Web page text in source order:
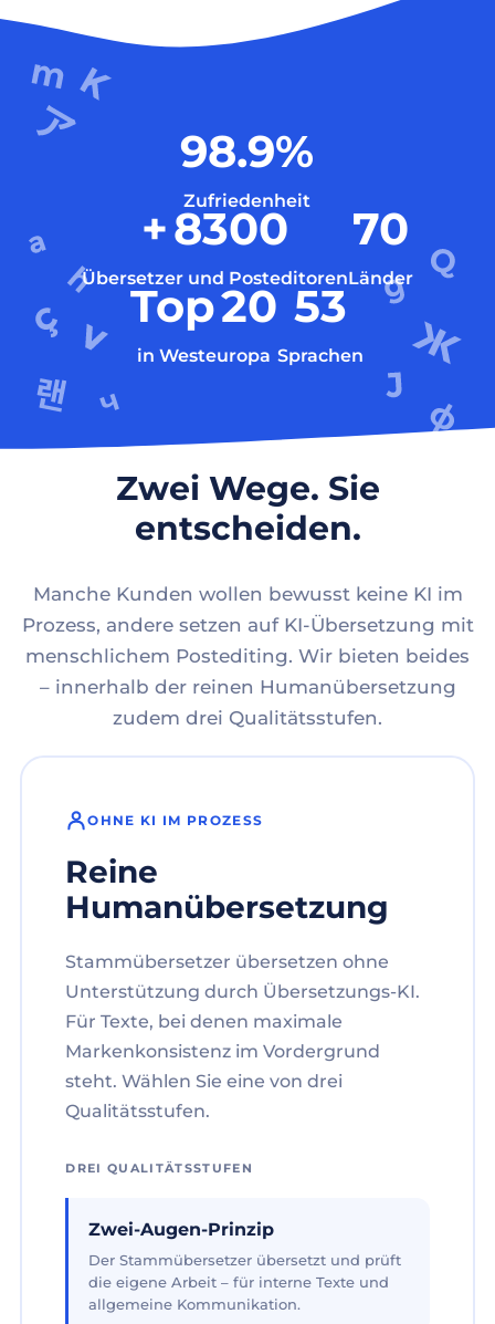
98.9%
Zufriedenheit
+8300
Übersetzer und Posteditoren
70
Länder
Top20
in Westeuropa
53
Sprachen
Zwei Wege. Sie
entscheiden.
Manche Kunden wollen bewusst keine KI im
Prozess, andere setzen auf KI-Übersetzung mit
menschlichem Postediting. Wir bieten beides
– innerhalb der reinen Humanübersetzung
zudem drei Qualitätsstufen.
OHNE KI IM PROZESS
Reine
Humanübersetzung
Stammübersetzer übersetzen ohne
Unterstützung durch Übersetzungs-KI.
Für Texte, bei denen maximale
Markenkonsistenz im Vordergrund
steht. Wählen Sie eine von drei
Qualitätsstufen.
DREI QUALITÄTSSTUFEN
Zwei-Augen-Prinzip
Der Stammübersetzer übersetzt und prüft
die eigene Arbeit – für interne Texte und
allgemeine Kommunikation.